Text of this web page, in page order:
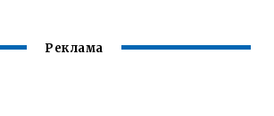
Реклама